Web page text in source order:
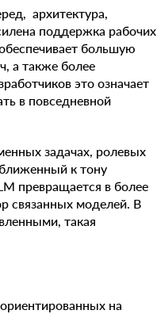
архитектура,
поддержка рабочих
большую
а также более
это означает
в повседневной
задачах, ролевых
к тону
превращается в более
связанных моделей. В
такая
на